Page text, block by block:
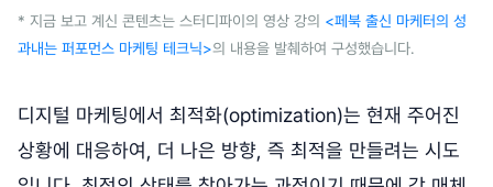
* 지금 보고 계신 콘텐츠는 스터디파이의 영상 강의 <페북 출신 마케터의 성
과내는 퍼포먼스 마케팅 테크닉>의 내용을 발췌하여 구성했습니다.
디지털 마케팅에서 최적화(optimization)는 현재 주어진
상황에 대응하여, 더 나은 방향, 즉 최적을 만들려는 시도